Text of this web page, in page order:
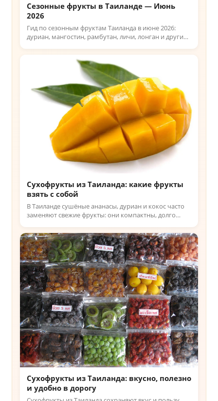
Сезонные фрукты в Таиланде — Июнь
2026
Гид по сезонным фруктам Таиланда в июне 2026:
дуриан, мангостин, рамбутан, личи, лонган и другие.
Сухофрукты из Таиланда: какие фрукты
взять с собой
В Таиланде сушёные ананасы, дуриан и кокос часто
заменяют свежие фрукты: они компактны, долго
собой!
Сухофрукты из Таиланда: вкусно, полезно
и удобно в дорогу